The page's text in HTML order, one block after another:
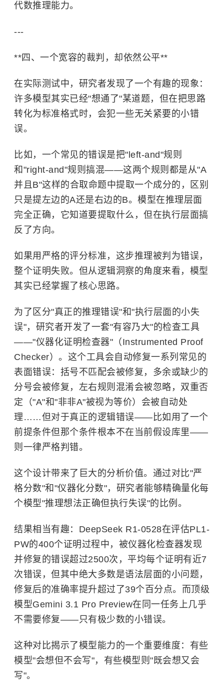
代数推理能力。
---
**四、一个宽容的裁判，却依然公平**
在实际测试中，研究者发现了一个有趣的现象：
许多模型其实已经"想通了"某道题，但在把思路
转化为标准格式时，会犯一些无关紧要的小错
误。
比如，一个常见的错误是把"left-and"规则
和"right-and"规则搞混——这两个规则都是从"A
并且B"这样的合取命题中提取一个成分的，区别
只是提左边的A还是右边的B。模型在推理层面
完全正确，它知道要提取什么，但在执行层面搞
反了方向。
如果用严格的评分标准，这步推理被判为错误，
整个证明失败。但从逻辑洞察的角度来看，模型
其实已经掌握了核心思路。
为了区分"真正的推理错误"和"执行层面的小失
误"，研究者开发了一套"有容乃大"的检查工具
——"仪器化证明检查器"（Instrumented Proof
Checker）。这个工具会自动修复一系列常见的
表面错误：括号不匹配会被修复，多余或缺少的
分号会被修复，左右规则混淆会被忽略，双重否
定（"A"和"非非A"被视为等价）会被自动处
理……但对于真正的逻辑错误——比如用了一个
前提条件但那个条件根本不在当前假设库里——
则一律严格判错。
这个设计带来了巨大的分析价值。通过对比"严
格分数"和"仪器化分数"，研究者能够精确量化每
个模型"推理想法正确但执行失误"的比例。
结果相当有趣：DeepSeek R1-0528在评估PL1-
PW的400个证明过程中，被仪器化检查器发现
并修复的错误超过2500次，平均每个证明有近7
次错误，但其中绝大多数是语法层面的小问题，
修复后的准确率提升超过了39个百分点。而顶级
模型Gemini 3.1 Pro Preview在同一任务上几乎
不需要修复——只有极少数的小错误。
这种对比揭示了模型能力的一个重要维度：有些
模型"会想但不会写"，有些模型则"既会想又会
写"。